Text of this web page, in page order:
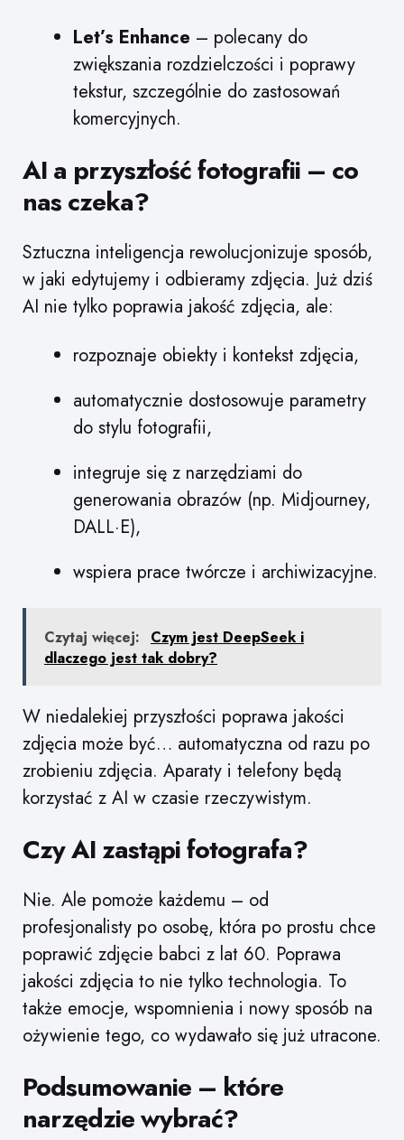
Let’s Enhance – polecany do
zwiększania rozdzielczości i poprawy
tekstur, szczególnie do zastosowań
komercyjnych.
AI a przyszłość fotografii – co
nas czeka?
Sztuczna inteligencja rewolucjonizuje sposób,
w jaki edytujemy i odbieramy zdjęcia. Już dziś
AI nie tylko poprawia jakość zdjęcia, ale:
rozpoznaje obiekty i kontekst zdjęcia,
automatycznie dostosowuje parametry
do stylu fotografii,
integruje się z narzędziami do
generowania obrazów (np. Midjourney,
DALL·E),
wspiera prace twórcze i archiwizacyjne.
Czytaj więcej:
Czym jest DeepSeek i
dlaczego jest tak dobry?
W niedalekiej przyszłości poprawa jakości
zdjęcia może być… automatyczna od razu po
zrobieniu zdjęcia. Aparaty i telefony będą
korzystać z AI w czasie rzeczywistym.
Czy AI zastąpi fotografa?
Nie. Ale pomoże każdemu – od
profesjonalisty po osobę, która po prostu chce
poprawić zdjęcie babci z lat 60. Poprawa
jakości zdjęcia to nie tylko technologia. To
także emocje, wspomnienia i nowy sposób na
ożywienie tego, co wydawało się już utracone.
Podsumowanie – które
narzędzie wybrać?